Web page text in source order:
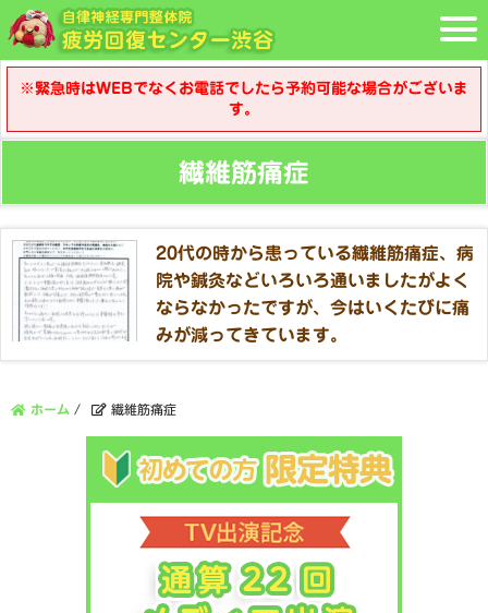
※緊急時はWEBでなくお電話でしたら予約可能な場合がございま
す。
繊維筋痛症
20代の時から患っている繊維筋痛症、病
院や鍼灸などいろいろ通いましたがよく
ならなかったですが、今はいくたびに痛
みが減ってきています。
ホーム / 繊維筋痛症